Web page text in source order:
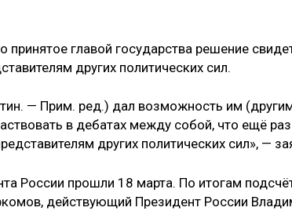
принятое главой государства решение
других политических сил.
— Прим. ред.) дал возможность им
в дебатах между собой, что ещё раз
других политических сил», —
России прошли 18 марта. По итогам
действующий Президент России